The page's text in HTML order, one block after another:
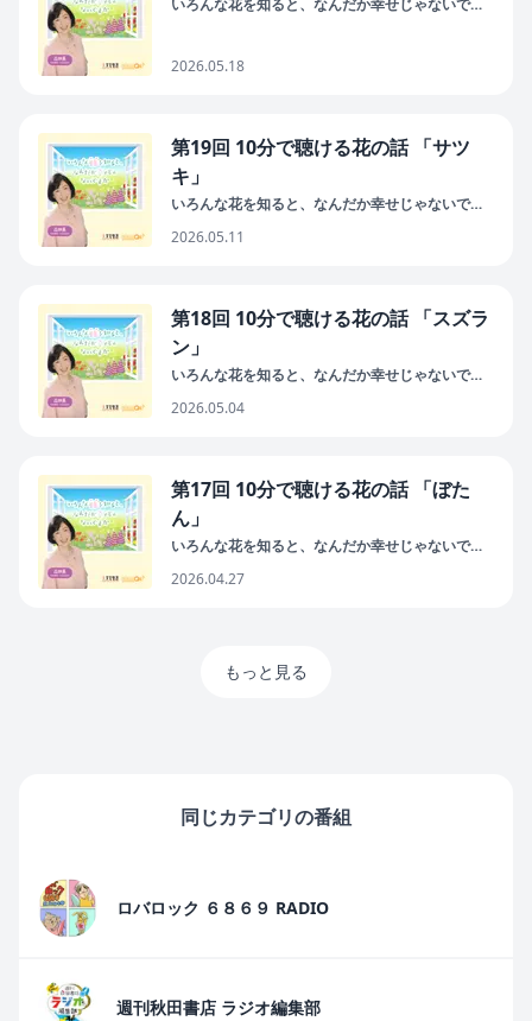
いろんな花を知ると、なんだか幸せじゃないです
2026.05.18
第19回 10分で聴ける花の話 「サツ
キ」
いろんな花を知ると、なんだか幸せじゃないです
2026.05.11
第18回 10分で聴ける花の話 「スズラ
ン」
いろんな花を知ると、なんだか幸せじゃないです
2026.05.04
第17回 10分で聴ける花の話 「ぼた
ん」
いろんな花を知ると、なんだか幸せじゃないです
2026.04.27
もっと見る
同じカテゴリの番組
ロバロック ６８６９ RADIO
週刊秋田書店 ラジオ編集部